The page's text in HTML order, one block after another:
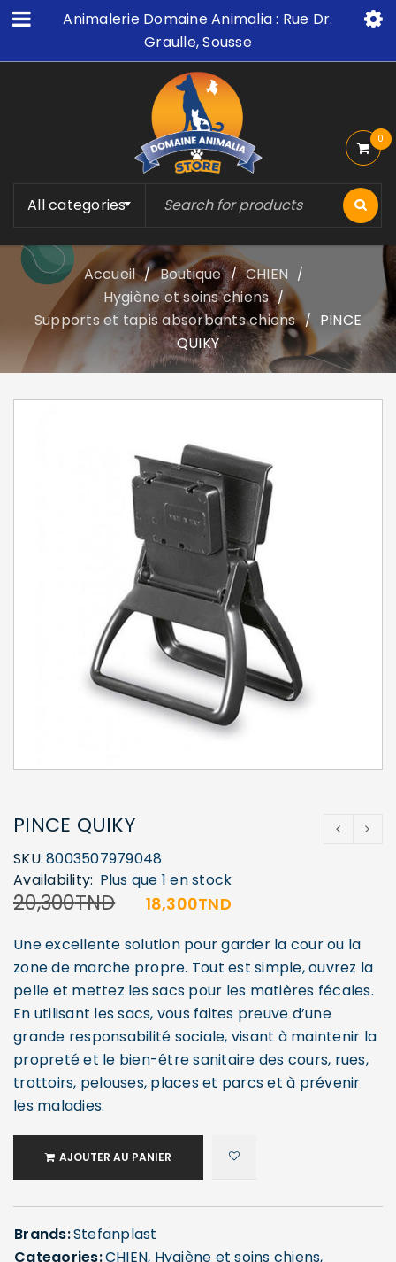
Animalerie Domaine Animalia : Rue Dr.
Graulle, Sousse
All categories
0
Accueil / Boutique / CHIEN /
Hygiène et soins chiens /
Supports et tapis absorbants chiens / PINCE
QUIKY
PINCE QUIKY
SKU:8003507979048
Availability: Plus que 1 en stock
20,300TND 18,300TND
Une excellente solution pour garder la cour ou la
zone de marche propre. Tout est simple, ouvrez la
pelle et mettez les sacs pour les matières fécales.
En utilisant les sacs, vous faites preuve d’une
grande responsabilité sociale, visant à maintenir la
propreté et le bien-être sanitaire des cours, rues,
trottoirs, pelouses, places et parcs et à prévenir
les maladies.
AJOUTER AU PANIER
Brands:Stefanplast
Categories:CHIEN, Hygiène et soins chiens,